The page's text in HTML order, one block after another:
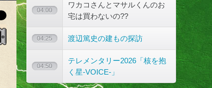
04:00
ワカコさんとマサルくんのお
宅は買わないの??
04:25 渡辺篤史の建もの探訪
04:50
テレメンタリー2026「核を抱
く星-VOICE-」